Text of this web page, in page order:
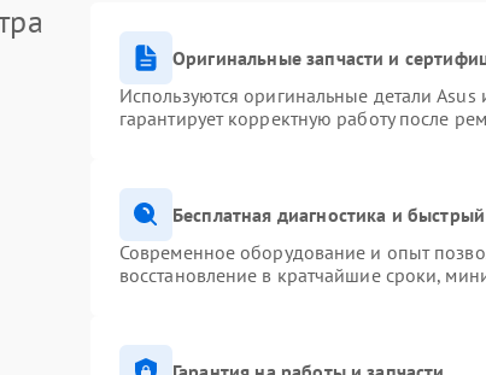
Оригинальные запчасти и
Используются оригинальные детали
гарантирует корректную работу после
Бесплатная диагностика и
Современное оборудование и опыт
восстановление в кратчайшие сроки,